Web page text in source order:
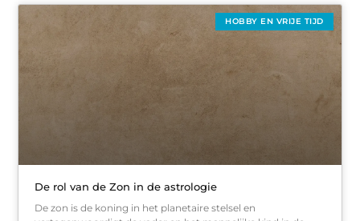
HOBBY EN VRIJE TIJD
De rol van de Zon in de astrologie
De zon is de koning in het planetaire stelsel en